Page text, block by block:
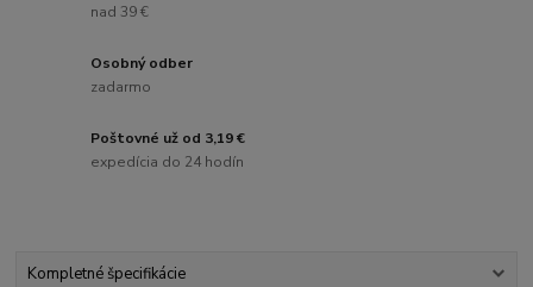
nad 39 €
Osobný odber
zadarmo
Poštovné už od 3,19 €
expedícia do 24 hodín
Kompletné špecifikácie